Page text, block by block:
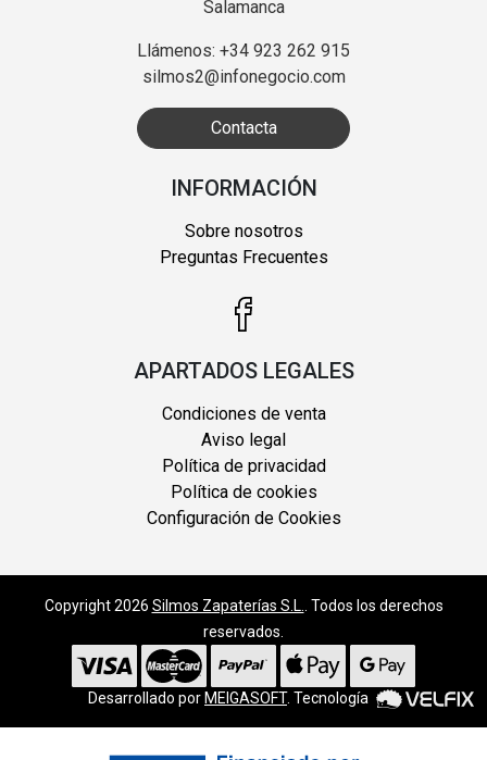
Salamanca
Llámenos: +34 923 262 915
silmos2@infonegocio.com
Contacta
INFORMACIÓN
Sobre nosotros
Preguntas Frecuentes
APARTADOS LEGALES
Condiciones de venta
Aviso legal
Política de privacidad
Política de cookies
Configuración de Cookies
Copyright 2026 Silmos Zapaterías S.L.
. Todos los derechos
reservados.
Desarrollado por MEIGASOFT. Tecnología